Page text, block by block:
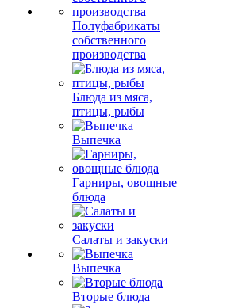
Полуфабрикаты
собственного
производства
Блюда из мяса,
птицы, рыбы
Выпечка
Гарниры, овощные
блюда
Салаты и закуски
Выпечка
Вторые блюда